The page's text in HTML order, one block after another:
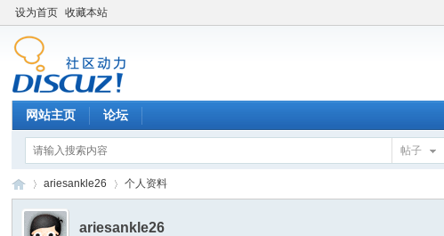
设为首页 收藏本站
网站主页 论坛
帖子
ariesankle26 个人资料
ariesankle26